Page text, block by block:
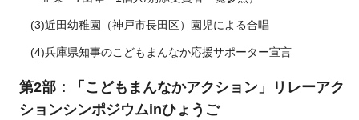
(3)近田幼稚園（神戸市長田区）園児による合唱
(4)兵庫県知事のこどもまんなか応援サポーター宣言
第2部：「こどもまんなかアクション」リレーアク
ションシンポジウムinひょうご